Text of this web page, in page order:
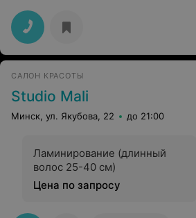
Елена!!!!
САЛОН КРАСОТЫ
Studio Mali
Минск, ул. Якубова, 22 до 21:00
Ламинирование (длинный
волос 25-40 см)
Цена по запросу